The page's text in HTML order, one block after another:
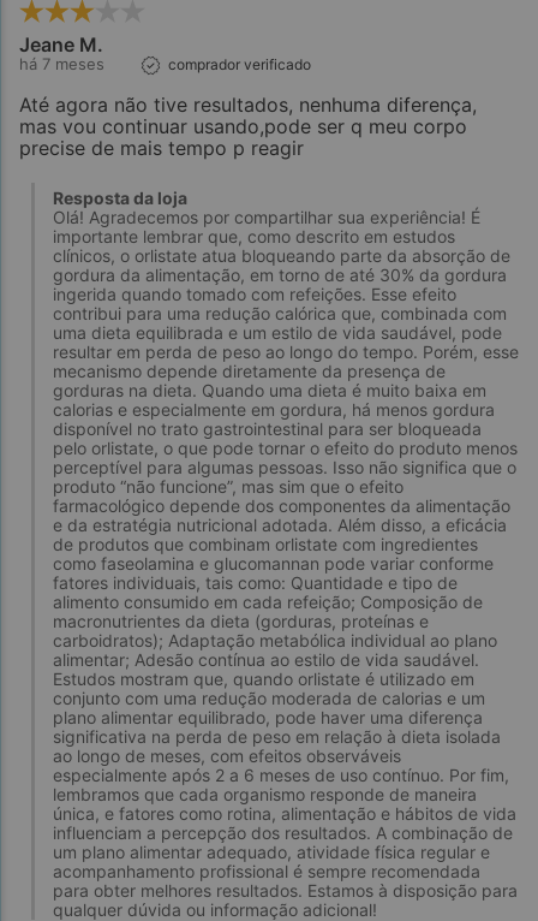
Jeane M.
há 7 meses comprador verificado
Até agora não tive resultados, nenhuma diferença,
mas vou continuar usando,pode ser q meu corpo
precise de mais tempo p reagir
Resposta da loja
Olá! Agradecemos por compartilhar sua experiência! É
importante lembrar que, como descrito em estudos
clínicos, o orlistate atua bloqueando parte da absorção de
gordura da alimentação, em torno de até 30% da gordura
ingerida quando tomado com refeições. Esse efeito
contribui para uma redução calórica que, combinada com
uma dieta equilibrada e um estilo de vida saudável, pode
resultar em perda de peso ao longo do tempo. Porém, esse
mecanismo depende diretamente da presença de
gorduras na dieta. Quando uma dieta é muito baixa em
calorias e especialmente em gordura, há menos gordura
disponível no trato gastrointestinal para ser bloqueada
pelo orlistate, o que pode tornar o efeito do produto menos
perceptível para algumas pessoas. Isso não significa que o
produto “não funcione”, mas sim que o efeito
farmacológico depende dos componentes da alimentação
e da estratégia nutricional adotada. Além disso, a eficácia
de produtos que combinam orlistate com ingredientes
como faseolamina e glucomannan pode variar conforme
fatores individuais, tais como: Quantidade e tipo de
alimento consumido em cada refeição; Composição de
macronutrientes da dieta (gorduras, proteínas e
carboidratos); Adaptação metabólica individual ao plano
alimentar; Adesão contínua ao estilo de vida saudável.
Estudos mostram que, quando orlistate é utilizado em
conjunto com uma redução moderada de calorias e um
plano alimentar equilibrado, pode haver uma diferença
significativa na perda de peso em relação à dieta isolada
ao longo de meses, com efeitos observáveis
especialmente após 2 a 6 meses de uso contínuo. Por fim,
lembramos que cada organismo responde de maneira
única, e fatores como rotina, alimentação e hábitos de vida
influenciam a percepção dos resultados. A combinação de
um plano alimentar adequado, atividade física regular e
acompanhamento profissional é sempre recomendada
para obter melhores resultados. Estamos à disposição para
qualquer dúvida ou informação adicional!